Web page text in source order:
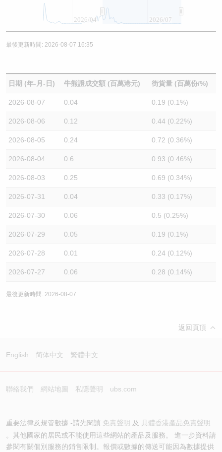
2026/04 2026/07
最後更新時間: 2026-08-07 16:35
日期 (年-月-日) 牛熊證成交額 (百萬港元) 街貨量 (百萬份/%)
2026-08-07 0.04 0.19 (0.1%)
2026-08-06 0.12 0.44 (0.22%)
2026-08-05 0.24 0.72 (0.36%)
2026-08-04 0.6 0.93 (0.46%)
2026-08-03 0.25 0.69 (0.34%)
2026-07-31 0.04 0.33 (0.17%)
2026-07-30 0.06 0.5 (0.25%)
2026-07-29 0.05 0.19 (0.1%)
2026-07-28 0.01 0.24 (0.12%)
2026-07-27 0.06 0.28 (0.14%)
最後更新時間: 2026-08-07
返回頁頂
English 简体中文 繁體中文
聯絡我們 網站地圖 私隱聲明 ubs.com
重要法律及規管數據 -請先閱讀 免責聲明 及 具體香港產品免責聲明
。其他國家的居民或不能使用這些網站的產品及服務。 進一步資料請
參閱有關個別服務的銷售限制。報價或數據的傳送可能因為數據提供